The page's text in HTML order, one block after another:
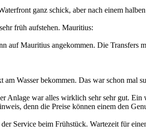
ganz schick, aber nach einem
früh aufstehen. Mauritius:
auf Mauritius angekommen. Die Transfers
Wasser bekommen. Das war schon mal
Anlage war alles wirklich sehr sehr gut.
denn die Preise können einem den
Service beim Frühstück. Wartezeit für